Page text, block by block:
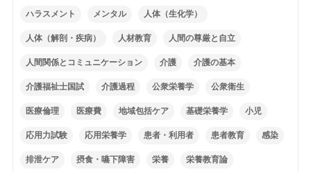
ハラスメント メンタル 人体（生化学）
人体（解剖・疾病） 人材教育 人間の尊厳と自立
人間関係とコミュニケーション 介護 介護の基本
介護福祉士国試 介護過程 公衆栄養学 公衆衛生
医療倫理 医療費 地域包括ケア 基礎栄養学 小児
応用力試験 応用栄養学 患者・利用者 患者教育 感染
排泄ケア 摂食・嚥下障害 栄養 栄養教育論